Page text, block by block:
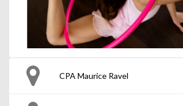
CPA Maurice Ravel